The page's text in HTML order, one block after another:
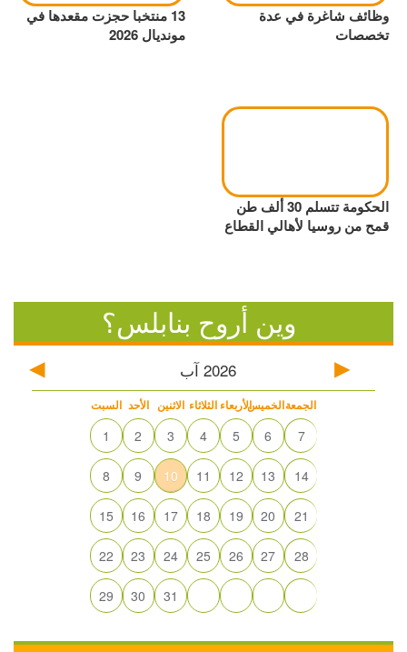
وظائف شاغرة في عدة
تخصصات
13 منتخبا حجزت مقعدها في
مونديال 2026
الحكومة تتسلم 30 ألف طن
قمح من روسيا لأهالي القطاع
وين أروح بنابلس؟
2026 آب
السبت الأحد الاثنين الثلاثاء الأربعاءالخميسالجمعة
1 2 3 4 5 6 7
8 9 10 11 12 13 14
15 16 17 18 19 20 21
22 23 24 25 26 27 28
29 30 31